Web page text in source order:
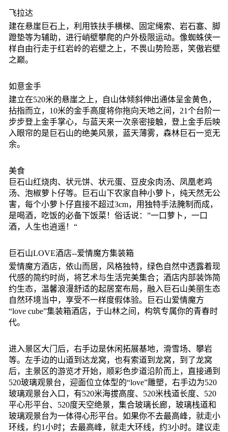
飞拉达
建在悬崖巨石上，利用铁扶手横梯、固定绳索、岩石塞、脚
蹬垫等为辅助，进行峭壁攀爬的户外极限运动。像蜘蛛侠一
样自由行走于红岩岭的岩壁之上，不畏山势险恶，笑傲岩壁
之巅。
如意金手
建立在520米的悬崖之上，自山体倾斜伸出通体呈金黄色，
拈指而立，10米的金手高度将你拖向天地之间，21个台阶一
步步登上金手掌心，与蓝天来一次亲密接触，登上金手后映
入眼帘的是巨石山的绝美风景，蓝天薄雾，森林巨石一览无
余。
美食
巨石山红烧肉、状元饼、状元蛋、豆皮汆肉汤、凤凰老鸡
汤、泡椒萝卜仔等。巨石山下农家自种小萝卜，纯天然无公
害，每个小萝卜仔直接不超过3cm，用独特手法腌制而成，
是喝酒，吃饭的必备下饭菜！俗话说：”一口萝卜，一口
酒，人生也逍遥！“
巨石山LOVE酒店--爱情魔方集装箱
爱情魔方酒店，依山而居，风格独特，绿色自然中透露着现
代感的简约时尚，将艺术与生活完美集合；酒店内部装饰简
约生态，温馨浪漫舒适的起居室布局，融入巨石山美丽生态
自然环境当中，享受不一样度假体验。巨石山爱情魔方
“love cube”集装箱酒店，于山林之间，构筑专属你的青春时
代。
进入景区大门后，右手边是休闲拓展基地，滑雪场、攀岩
等。左手边的山道到达龙窝，也有索道到龙窝，到了龙窝
后，主景区的游览才开始，顺彩色步道沿阶而上，直接通到
520玻璃观景台，迎面位立体型的“love”雕塑，右手边为520
玻璃观景台入口，有520米海拔高度、520米栈道长度、520
平心形平台、520度天空绝景，集合玻璃长廊，玻璃栈道和
玻璃观景台为一体得心形平台。如果你不去最高峰，就走小
环线，约1小时；去最高峰，就走大环线，约3小时。建议走